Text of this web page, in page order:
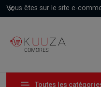
Vous êtes sur le site e-
Ignorer
Toutes les